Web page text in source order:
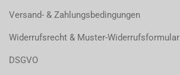
Versand- & Zahlungsbedingungen
Widerrufsrecht & Muster-Widerrufsformular
DSGVO